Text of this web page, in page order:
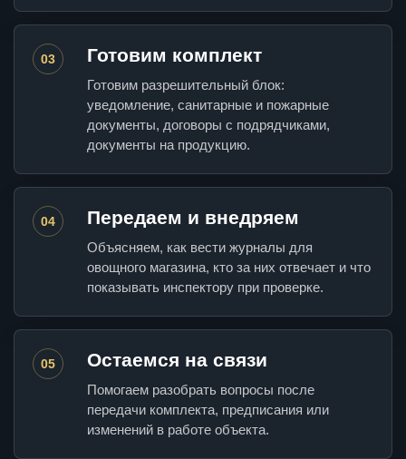
03 Готовим комплект
Готовим разрешительный блок:
уведомление, санитарные и пожарные
документы, договоры с подрядчиками,
документы на продукцию.
04 Передаем и внедряем
Объясняем, как вести журналы для
овощного магазина, кто за них отвечает и что
показывать инспектору при проверке.
05 Остаемся на связи
Помогаем разобрать вопросы после
передачи комплекта, предписания или
изменений в работе объекта.